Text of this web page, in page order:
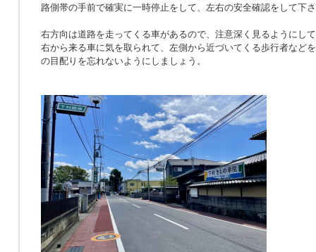
路側帯の手前で確実に一時停止をして、左右の安全確認をして下
右方向は道路を走ってくる車があるので、注意深く見るようにし
右から来る車に気を取られて、左側から近づいてくる歩行者など
の目配りを忘れないようにしましょう。